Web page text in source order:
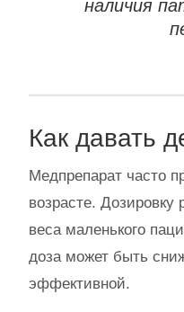
наличия
Как давать
Медпрепарат часто
возрасте.
веса маленького
доза может быть
эффективной.